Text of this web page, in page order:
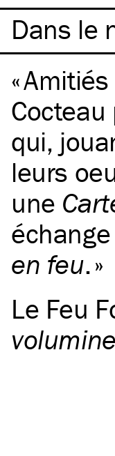
Dans le
qui,
leurs
une
en feu.
Le Feu